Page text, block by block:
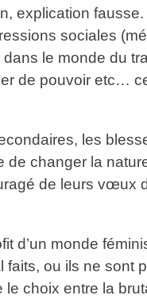
explication
sociales
le monde du
de pouvoir etc…
les
changer la
de leurs vœux
d’un monde
ou ils ne sont
choix entre la